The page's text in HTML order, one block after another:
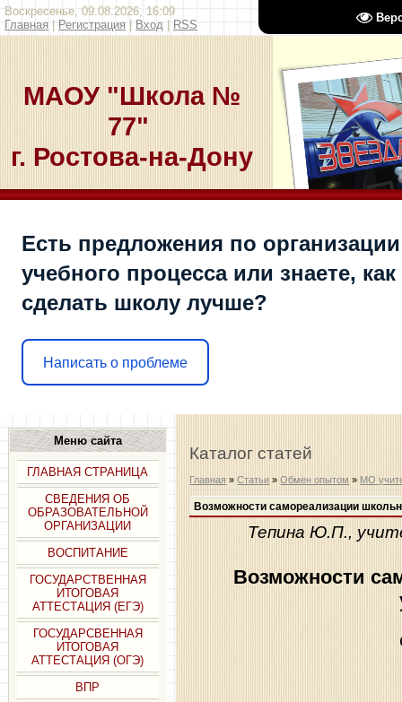
Воскресенье, 09.08.2026, 16:09
Главная
Регистрация Вход RSS
МАОУ "Школа №
77"
г. Ростова-на-Дону
Есть предложения по организации
учебного процесса или знаете, как
сделать школу лучше?
Написать о проблеме
Меню сайта
ГЛАВНАЯ СТРАНИЦА
СВЕДЕНИЯ ОБ
ОБРАЗОВАТЕЛЬНОЙ
ОРГАНИЗАЦИИ
ВОСПИТАНИЕ
ГОСУДАРСТВЕННАЯ
ИТОГОВАЯ
АТТЕСТАЦИЯ (ЕГЭ)
ГОСУДАРСВЕННАЯ
ИТОГОВАЯ
АТТЕСТАЦИЯ (ОГЭ)
ВПР
Каталог статей
Главная »Статьи »Обмен опытом » МО
Возможности самореализации
Тепина Ю.П.,
Возможности